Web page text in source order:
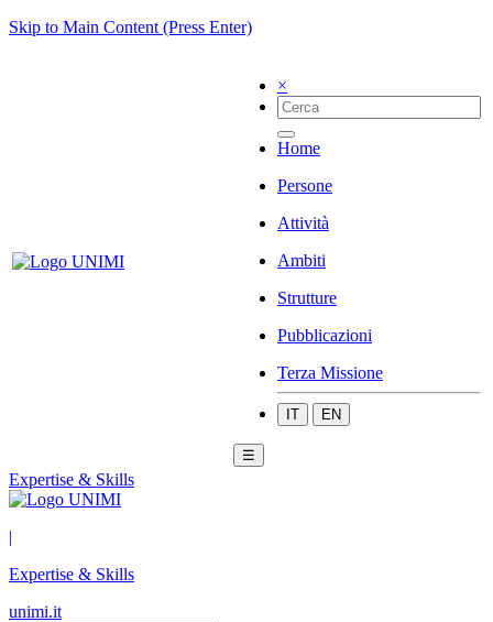
Skip to Main Content (Press Enter)
×
Home
Persone
Attività
Ambiti
Strutture
Pubblicazioni
Terza Missione
IT EN
☰
Expertise & Skills
|
Expertise & Skills
unimi.it